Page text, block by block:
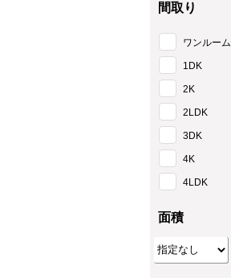
間取り
ワンルーム
1DK
2K
2LDK
3DK
4K
4LDK
面積